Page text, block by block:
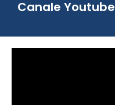
Canale Youtube